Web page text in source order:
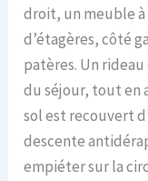
droit, un meuble
d’étagères, côté
patères. Un
du séjour, tout en
sol est recouvert
descente
empiéter sur la